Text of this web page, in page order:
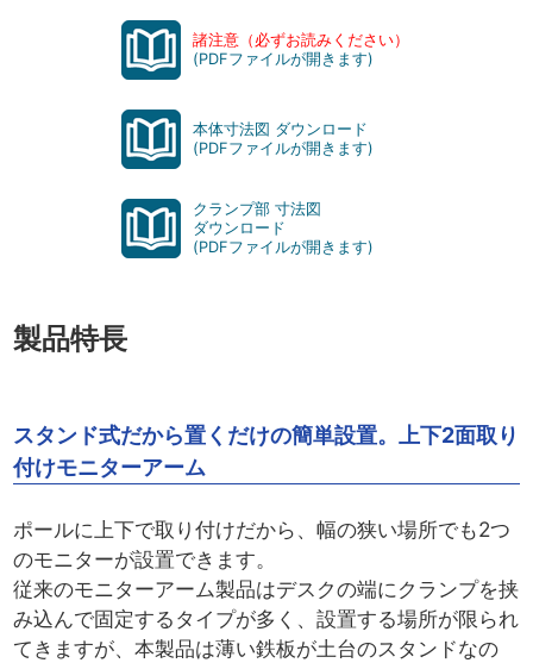
諸注意（必ずお読みください）
(PDFファイルが開きます)
本体寸法図 ダウンロード
(PDFファイルが開きます)
クランプ部 寸法図
ダウンロード
(PDFファイルが開きます)
製品特長
スタンド式だから置くだけの簡単設置。上下2面取り
付けモニターアーム
ポールに上下で取り付けだから、幅の狭い場所でも2つ
のモニターが設置できます。
従来のモニターアーム製品はデスクの端にクランプを挟
み込んで固定するタイプが多く、設置する場所が限られ
てきますが、本製品は薄い鉄板が土台のスタンドなの